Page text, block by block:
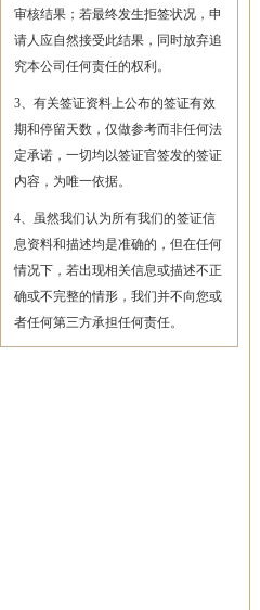
审核结果；若最终发生拒签状况，申
请人应自然接受此结果，同时放弃追
究本公司任何责任的权利。
3、有关签证资料上公布的签证有效
期和停留天数，仅做参考而非任何法
定承诺，一切均以签证官签发的签证
内容，为唯一依据。
4、虽然我们认为所有我们的签证信
息资料和描述均是准确的，但在任何
情况下，若出现相关信息或描述不正
确或不完整的情形，我们并不向您或
者任何第三方承担任何责任。